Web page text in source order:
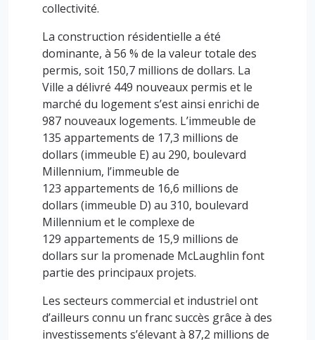
collectivité.
La construction résidentielle a été
dominante, à 56 % de la valeur totale des
permis, soit 150,7 millions de dollars. La
Ville a délivré 449 nouveaux permis et le
marché du logement s’est ainsi enrichi de
987 nouveaux logements. L’immeuble de
135 appartements de 17,3 millions de
dollars (immeuble E) au 290, boulevard
Millennium, l’immeuble de
123 appartements de 16,6 millions de
dollars (immeuble D) au 310, boulevard
Millennium et le complexe de
129 appartements de 15,9 millions de
dollars sur la promenade McLaughlin font
partie des principaux projets.
Les secteurs commercial et industriel ont
d’ailleurs connu un franc succès grâce à des
investissements s’élevant à 87,2 millions de